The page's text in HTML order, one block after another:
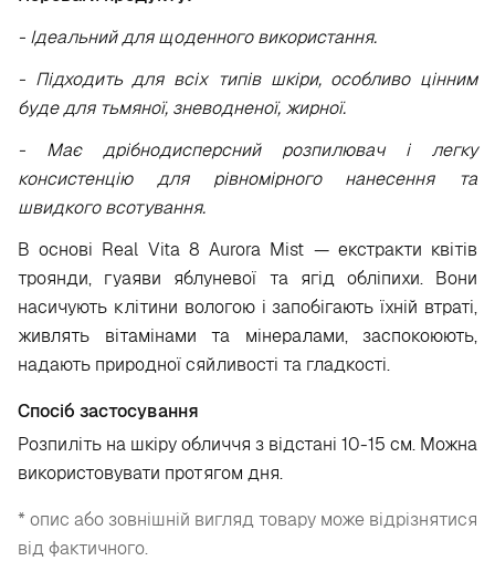
- Ідеальний для щоденного використання.
- Підходить для всіх типів шкіри, особливо цінним
буде для тьмяної, зневодненої, жирної.
- Має дрібнодисперсний розпилювач і легку
консистенцію для рівномірного нанесення та
швидкого всотування.
В основі Real Vita 8 Aurora Mist — екстракти квітів
троянди, гуаяви яблуневої та ягід обліпихи. Вони
насичують клітини вологою і запобігають їхній втраті,
живлять вітамінами та мінералами, заспокоюють,
надають природної сяйливості та гладкості.
Спосіб застосування
Розпиліть на шкіру обличчя з відстані 10-15 см. Можна
використовувати протягом дня.
* опис або зовнішній вигляд товару може відрізнятися
від фактичного.